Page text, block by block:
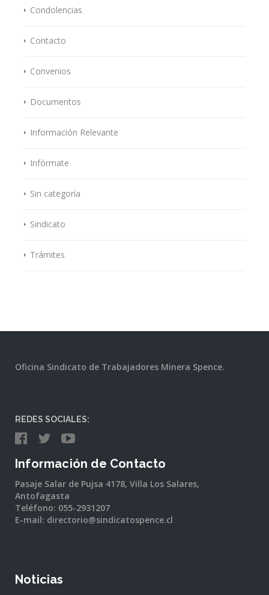
Condolencias
Contacto
Convenios
Documentos
Información Relevante
Infórmate
Sin categoría
Sindicato
Trámites
Oficina Sindicato de Trabajadores Minera Spence.
REDES SOCIALES:
Información de Contacto
Pasaje Salar de Pujsa 4178, Villa Los Salares,
Antofagasta
Teléfono: 055-2931207
E-mail: directorio@sindicatospence.cl
Noticias